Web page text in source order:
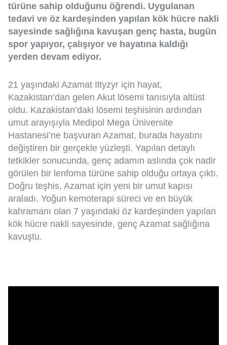
türüne sahip olduğunu öğrendi. Uygulanan
tedavi ve öz kardeşinden yapılan kök hücre nakli
sayesinde sağlığına kavuşan genç hasta, bugün
spor yapıyor, çalışıyor ve hayatına kaldığı
yerden devam ediyor.
21 yaşındaki Azamat Iltyzyr için hayat,
Kazakistan’dan gelen Akut lösemi tanısıyla altüst
oldu. Kazakistan’daki lösemi teşhisinin ardından
umut arayışıyla Medipol Mega Üniversite
Hastanesi’ne başvuran Azamat, burada hayatını
değiştiren bir gerçekle yüzleşti. Yapılan detaylı
tetkikler sonucunda, genç adamın aslında çok nadir
görülen bir lenfoma türüne sahip olduğu ortaya çıktı.
Doğru teşhis, Azamat için yeni bir umut kapısı
araladı. Yoğun kemoterapi süreci ve en büyük
kahramanı olan 7 yaşındaki öz kardeşinden yapılan
kök hücre nakli sayesinde, genç Azamat sağlığına
kavuştu.